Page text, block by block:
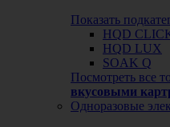
Показать
HQD
HQD LUX
SOAK Q
Посмотреть все
вкусовыми
Одноразовые